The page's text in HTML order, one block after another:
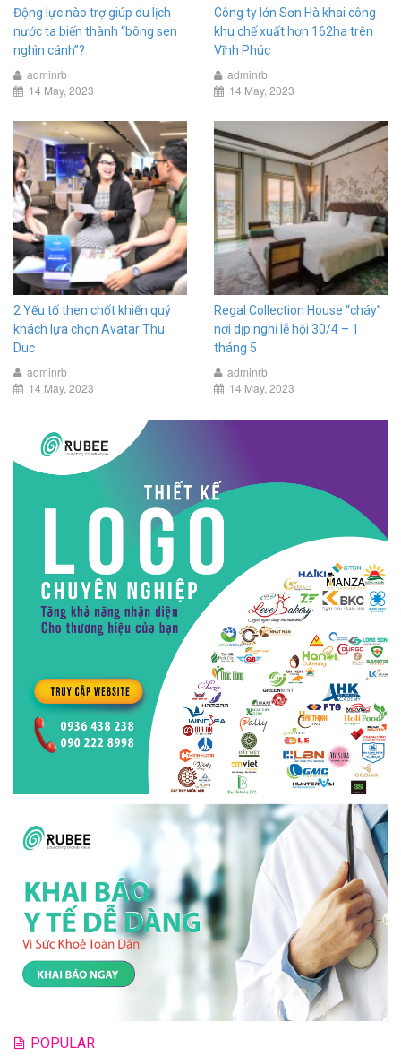
Động lực nào trợ giúp du lịch
nước ta biến thành “bông sen
nghìn cánh”?
adminrb
14 May, 2023
Công ty lớn Sơn Hà khai công
khu chế xuất hơn 162ha trên
Vĩnh Phúc
adminrb
14 May, 2023
2 Yếu tố then chốt khiến quý
khách lựa chọn Avatar Thu
Duc
adminrb
14 May, 2023
Regal Collection House “cháy”
nơi dịp nghỉ lễ hội 30/4 – 1
tháng 5
adminrb
14 May, 2023
POPULAR